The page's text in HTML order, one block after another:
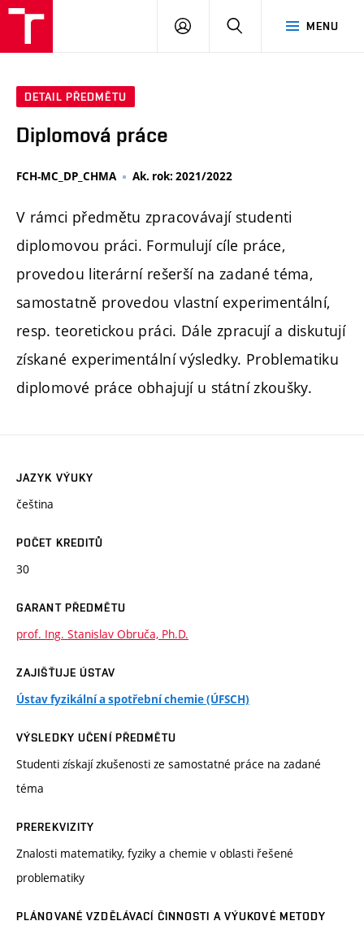
MENU
PŘIHLÁSIT
DETAIL PŘEDMĚTU
Diplomová práce
FCH-MC_DP_CHMA Ak. rok: 2021/2022
V rámci předmětu zpracovávají studenti
diplomovou práci. Formulují cíle práce,
provedou literární rešerší na zadané téma,
samostatně provedou vlastní experimentální,
resp. teoretickou práci. Dále zpracují a diskutují
získané experimentální výsledky. Problematiku
diplomové práce obhajují u státní zkoušky.
JAZYK VÝUKY
čeština
POČET KREDITŮ
30
GARANT PŘEDMĚTU
prof. Ing. Stanislav Obruča, Ph.D.
ZAJIŠŤUJE ÚSTAV
Ústav fyzikální a spotřební chemie (ÚFSCH)
VÝSLEDKY UČENÍ PŘEDMĚTU
Studenti získají zkušenosti ze samostatné práce na zadané
téma
PREREKVIZITY
Znalosti matematiky, fyziky a chemie v oblasti řešené
problematiky
PLÁNOVANÉ VZDĚLÁVACÍ ČINNOSTI A VÝUKOVÉ METODY